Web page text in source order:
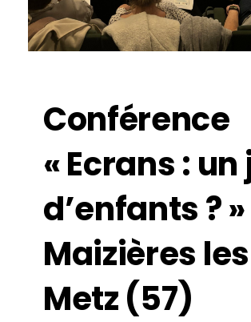
Conférence
« Ecrans : un
d’enfants ?
Maizières les
Metz (57)